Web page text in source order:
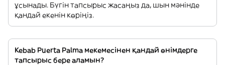
ұсынады. Бүгін тапсырыс жасаңыз да, шын мәнінде
қандай екенін көріңіз.
Kebab Puerta Palma мекемесінен қандай өнімдерге
тапсырыс бере аламын?